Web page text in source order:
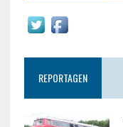
REPORTAGEN